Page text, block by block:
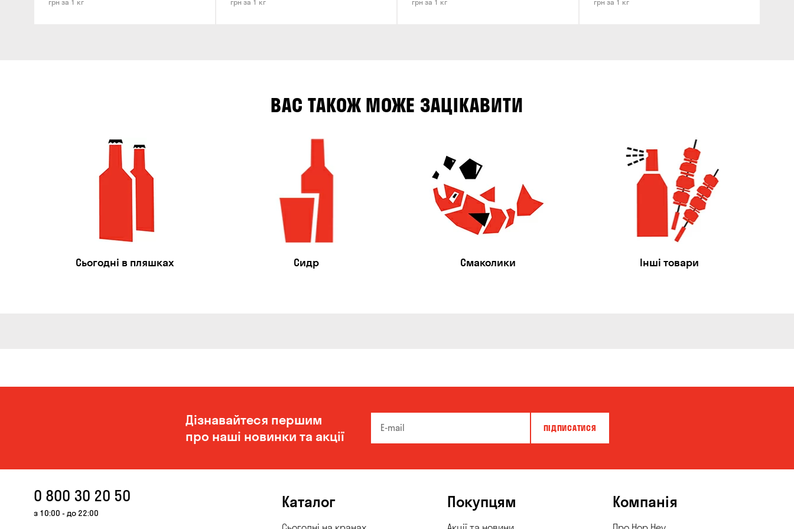
грн за 1 кг грн за 1 кг грн за 1 кг грн за 1 кг
ВАС ТАКОЖ МОЖЕ ЗАЦІКАВИТИ
Сьогодні в пляшках Сидр Смаколики Інші товари
Дізнавайтеся першим
про наші новинки та акції
ПІДПИСАТИСЯ
0 800 30 20 50
з 10:00 - до 22:00
Каталог Покупцям Компанія